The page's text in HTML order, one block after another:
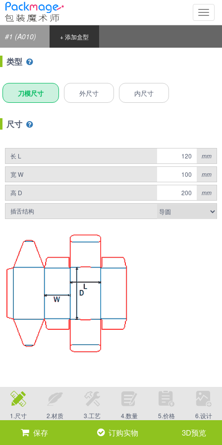
切
换
#1 (A010) + 添加盒型
类型
刀模尺寸 外尺寸 内尺寸
尺寸
长 L mm
宽 W mm
高 D mm
插舌结构
1.尺寸 2.材质 3.工艺 4.数量 5.价格 6.设计
保存 订购实物 3D预览